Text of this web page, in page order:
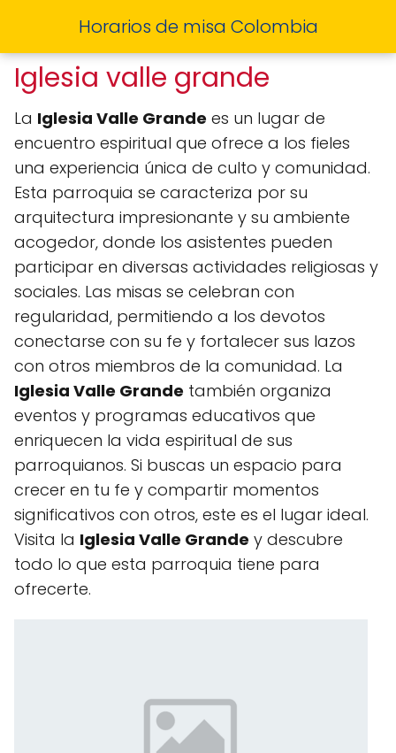
Horarios de misa Colombia
Iglesia valle grande
La Iglesia Valle Grande es un lugar de
encuentro espiritual que ofrece a los fieles
una experiencia única de culto y comunidad.
Esta parroquia se caracteriza por su
arquitectura impresionante y su ambiente
acogedor, donde los asistentes pueden
participar en diversas actividades religiosas y
sociales. Las misas se celebran con
regularidad, permitiendo a los devotos
conectarse con su fe y fortalecer sus lazos
con otros miembros de la comunidad. La
Iglesia Valle Grande también organiza
eventos y programas educativos que
enriquecen la vida espiritual de sus
parroquianos. Si buscas un espacio para
crecer en tu fe y compartir momentos
significativos con otros, este es el lugar ideal.
Visita la Iglesia Valle Grande y descubre
todo lo que esta parroquia tiene para
ofrecerte.